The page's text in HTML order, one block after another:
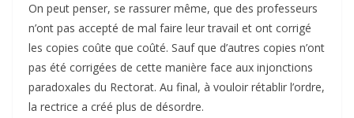
On peut penser, se rassurer même, que des professeurs
n’ont pas accepté de mal faire leur travail et ont corrigé
les copies coûte que coûté. Sauf que d’autres copies n’ont
pas été corrigées de cette manière face aux injonctions
paradoxales du Rectorat. Au final, à vouloir rétablir l’ordre,
la rectrice a créé plus de désordre.